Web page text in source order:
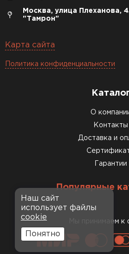
Москва, улица Плеханова,
"Тамрон"
Карта сайта
Политика конфиденциальности
О
Контакты
Доставка и
Гарантии
Популярные
Мы принимаем к
Наш сайт
использует файлы
cookie
Понятно